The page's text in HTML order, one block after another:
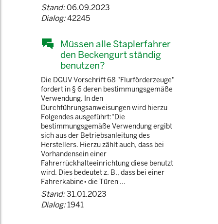
Stand:06.09.2023
Dialog:42245
Müssen alle Staplerfahrer
den Beckengurt ständig
benutzen?
Die DGUV Vorschrift 68 "Flurförderzeuge"
fordert in § 6 deren bestimmungsgemäße
Verwendung. In den
Durchführungsanweisungen wird hierzu
Folgendes ausgeführt:"Die
bestimmungsgemäße Verwendung ergibt
sich aus der Betriebsanleitung des
Herstellers. Hierzu zählt auch, dass bei
Vorhandensein einer
Fahrerrückhalteeinrichtung diese benutzt
wird. Dies bedeutet z. B., dass bei einer
Fahrerkabine• die Türen ...
Stand:31.01.2023
Dialog:1941